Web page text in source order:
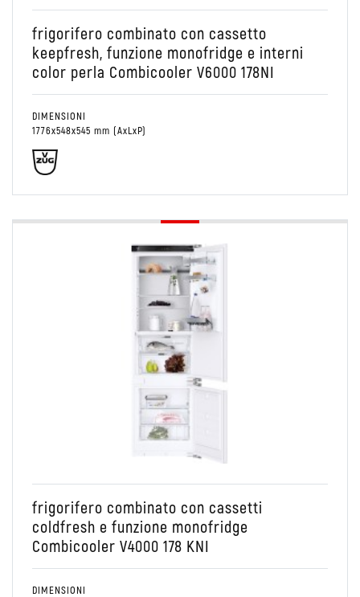
frigorifero combinato con cassetto
keepfresh, funzione monofridge e interni
color perla Combicooler V6000 178NI
DIMENSIONI
1776x548x545 mm (AxLxP)
frigorifero combinato con cassetti
coldfresh e funzione monofridge
Combicooler V4000 178 KNI
DIMENSIONI
Conservare
Colonna
Combinato Frigo/Freezer